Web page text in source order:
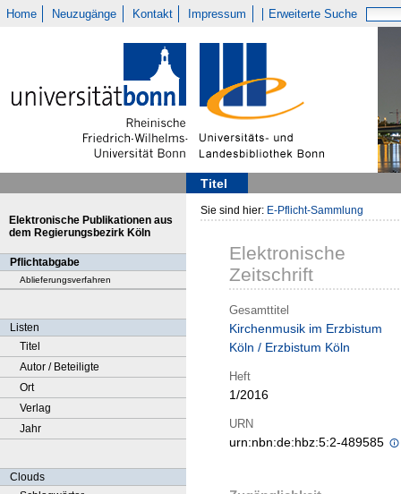
Home Neuzugänge Kontakt Impressum Erweiterte Suche
Titel
Elektronische Publikationen aus
dem Regierungsbezirk Köln
Pflichtabgabe
Ablieferungsverfahren
Listen
Titel
Autor / Beteiligte
Ort
Verlag
Jahr
Clouds
Sie sind hier: E-Pflicht-Sammlung
Elektronische
Zeitschrift
Gesamttitel
Kirchenmusik im Erzbistum
Köln / Erzbistum Köln
Heft
1/2016
URN
urn:nbn:de:hbz:5:2-489585